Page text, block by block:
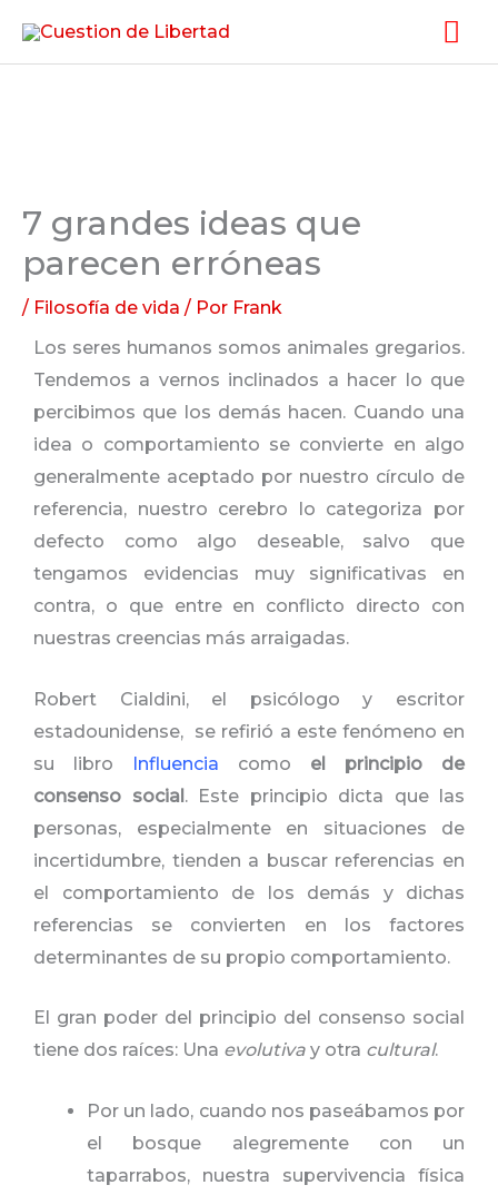
7 grandes ideas que
parecen erróneas
/ Filosofía de vida / Por Frank
Los seres humanos somos animales gregarios.
Tendemos a vernos inclinados a hacer lo que
percibimos que los demás hacen. Cuando una
idea o comportamiento se convierte en algo
generalmente aceptado por nuestro círculo de
referencia, nuestro cerebro lo categoriza por
defecto como algo deseable, salvo que
tengamos evidencias muy significativas en
contra, o que entre en conflicto directo con
nuestras creencias más arraigadas.
Robert Cialdini, el psicólogo y escritor
estadounidense, se refirió a este fenómeno en
su libro
Influencia como el principio de
consenso social. Este principio dicta que las
personas, especialmente en situaciones de
incertidumbre, tienden a buscar referencias en
el comportamiento de los demás y dichas
referencias se convierten en los factores
determinantes de su propio comportamiento.
El gran poder del principio del consenso social
tiene dos raíces: Una evolutiva y otra cultural.
Por un lado, cuando nos paseábamos por
el bosque alegremente con un
taparrabos, nuestra supervivencia física